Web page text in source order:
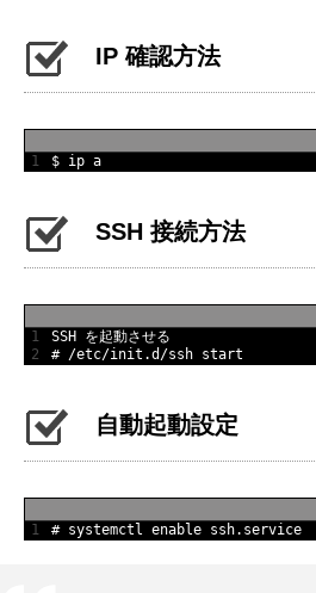
IP 確認方法
1 $ ip a
SSH 接続方法
1
2
SSH
を起動させる
# /etc/init.d/ssh start
自動起動設定
1 # systemctl enable ssh.service